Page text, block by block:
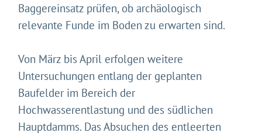
Baggereinsatz prüfen, ob archäologisch
relevante Funde im Boden zu erwarten sind.
Von März bis April erfolgen weitere
Untersuchungen entlang der geplanten
Baufelder im Bereich der
Hochwasserentlastung und des südlichen
Hauptdamms. Das Absuchen des entleerten
Gleich geht's los!
Mit Ihrer Zustimmung möchten wir moderne Web-
essenziell, Youtube und Matomo helfen uns diese
Website und Ihr Erlebnis zu verbessern.
Impressum& Datenschutz